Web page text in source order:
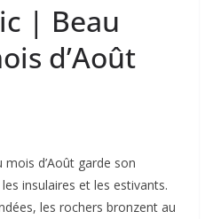
| Beau
d’Août
mois d’Août garde son
insulaires et les estivants.
les rochers bronzent au